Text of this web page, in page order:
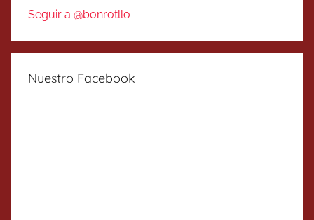
Seguir a @bonrotllo
Nuestro Facebook